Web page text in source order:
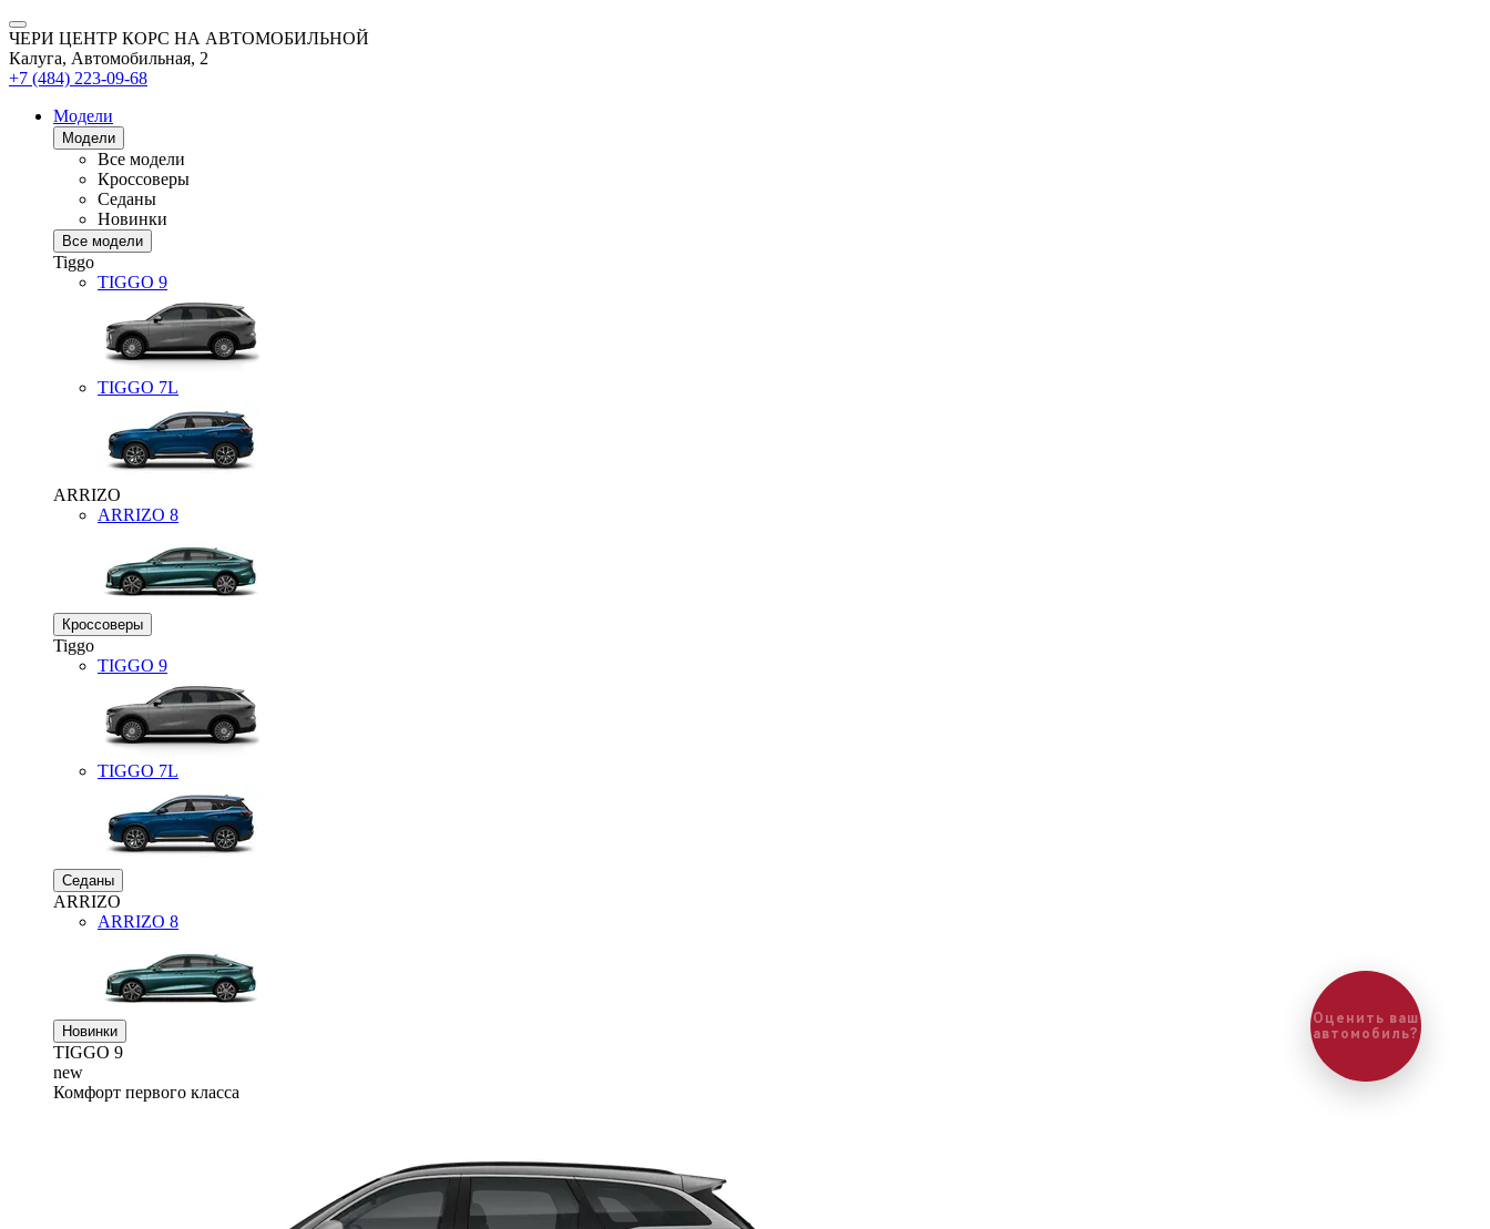
ЧЕРИ ЦЕНТР КОРС НА АВТОМОБИЛЬНОЙ
Калуга, Автомобильная, 2
+7 (484) 223-09-68
Модели
Модели
Все модели
Кроссоверы
Седаны
Новинки
Все модели
Tiggo
TIGGO 9
TIGGO 7L
ARRIZO
ARRIZO 8
Кроссоверы
Tiggo
TIGGO 9
TIGGO 7L
Седаны
ARRIZO
ARRIZO 8
Новинки
TIGGO 9
new
Комфорт первого класса
Оценить ваш
автомобиль?